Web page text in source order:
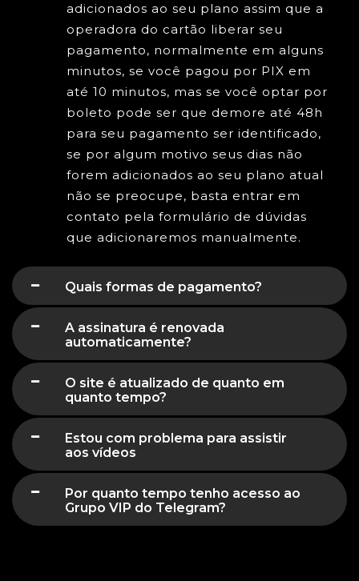
adicionados ao seu plano assim que a
operadora do cartão liberar seu
pagamento, normalmente em alguns
minutos, se você pagou por PIX em
até 10 minutos, mas se você optar por
boleto pode ser que demore até 48h
para seu pagamento ser identificado,
se por algum motivo seus dias não
forem adicionados ao seu plano atual
não se preocupe, basta entrar em
contato pela formulário de dúvidas
que adicionaremos manualmente.
Quais formas de pagamento?
A assinatura é renovada
automaticamente?
O site é atualizado de quanto em
quanto tempo?
Estou com problema para assistir
aos vídeos
Por quanto tempo tenho acesso ao
Grupo VIP do Telegram?